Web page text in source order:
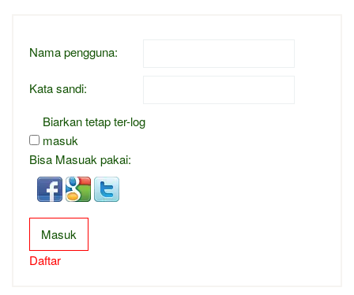
Nama pengguna:
Kata sandi:
Biarkan tetap ter-log
masuk
Bisa Masuak pakai:
Masuk
Daftar